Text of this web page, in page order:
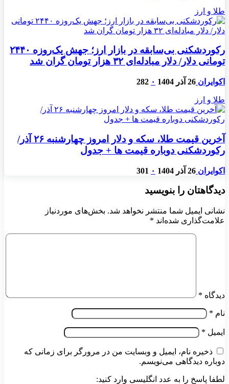
طلا و ارز
رکوردشکنی بی‌سابقه در بازار ارز؛ جهش یک‌روزه ۲۴۴۰
تومانی دلار/ دلار مبادله‌ای ۳۲ هزار تومان گران شد
اکوایران 26 آذر 1404 ۰ 282
طلا و ارز
آخرین قیمت طلا، سکه و دلار امروز چهارشنبه ۲۶ آذر/
رکوردشکنی دوباره قیمت ها + جدول
اکوایران 26 آذر 1404 ۰ 301
دیدگاهتان را بنویسید
نشانی ایمیل شما منتشر نخواهد شد. بخش‌های موردنیاز
علامت‌گذاری شده‌اند *
دیدگاه *
نام *
ایمیل *
ذخیره نام، ایمیل و وبسایت من در مرورگر برای زمانی که
دوباره دیدگاهی می‌نویسم.
لطفا پاسخ را به عدد انگلیسی وارد کنید: